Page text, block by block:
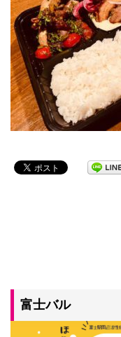
富士バル